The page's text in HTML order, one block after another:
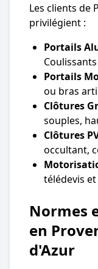
Les clients de
privilégient :
Portails
Portails
ou bras
Clôtures
souples,
Clôtures
occultant,
télédevis
Normes
en
d'Azur